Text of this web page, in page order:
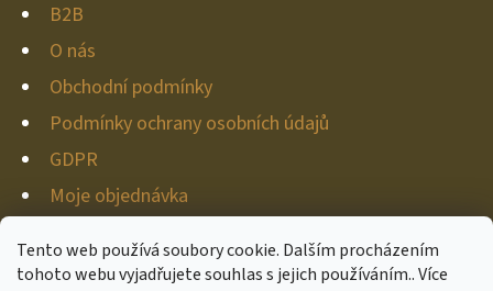
Tento web používá soubory cookie. Dalším procházením
tohoto webu vyjadřujete souhlas s jejich používáním.. Více
B2B
O nás
Obchodní podmínky
Podmínky ochrany osobních údajů
GDPR
Moje objednávka